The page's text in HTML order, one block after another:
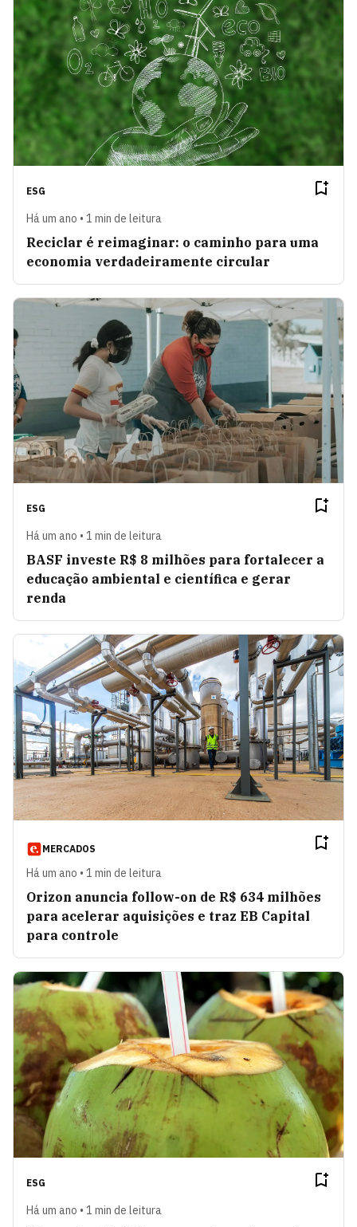
ESG
Há um ano • 1 min de leitura
Reciclar é reimaginar: o caminho para uma
economia verdadeiramente circular
ESG
Há um ano • 1 min de leitura
BASF investe R$ 8 milhões para fortalecer a
educação ambiental e científica e gerar
renda
MERCADOS
Há um ano • 1 min de leitura
Orizon anuncia follow-on de R$ 634 milhões
para acelerar aquisições e traz EB Capital
para controle
ESG
Há um ano • 1 min de leitura